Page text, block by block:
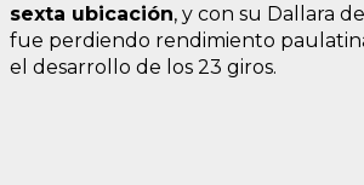
sexta ubicación, y con su Dallara
fue perdiendo rendimiento
el desarrollo de los 23 giros.